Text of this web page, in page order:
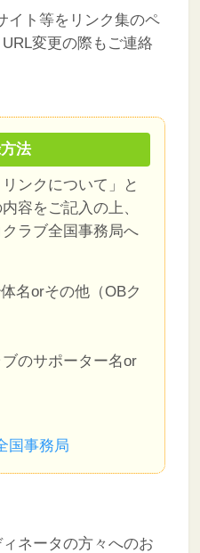
イト等をリンク集のペ
変更の際もご連絡
法
ンクについて」と
容をご記入の上、
ラブ全国事務局へ
名orその他（OBク
のサポーター名or
国事務局
ネータの方々へのお